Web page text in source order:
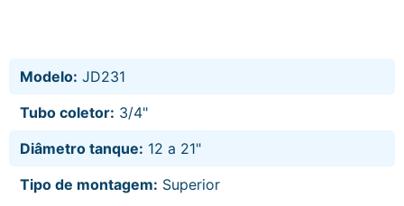
Modelo: JD231
Tubo coletor: 3/4"
Diâmetro tanque: 12 a 21"
Tipo de montagem: Superior